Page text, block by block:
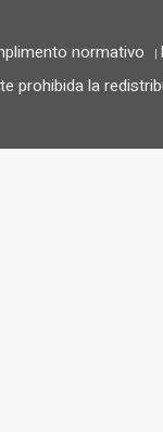
normativo |
prohibida la